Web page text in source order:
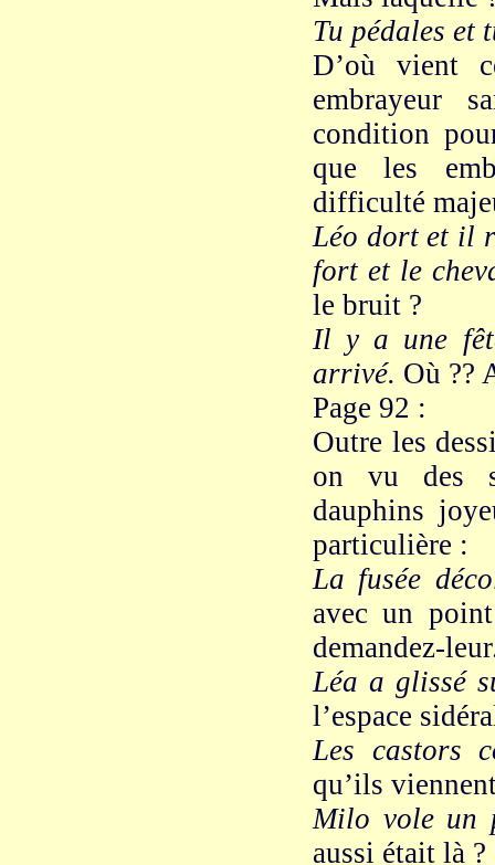
Tu pédales et
D’où vient
embrayeur
condition
que les
difficulté
Léo dort et il
fort et le
le bruit ?
Il y a une
arrivé. Où ??
Page 92 :
Outre les
on vu des
dauphins
particulière :
La fusée
avec un
demandez-
Léa a glissé
l’espace
Les castors
qu’ils
Milo vole un
aussi était là ?